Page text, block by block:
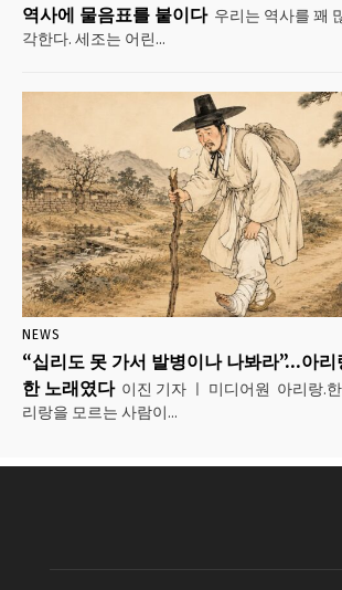
역사에 물음표를 붙이다 우리는 역사를 꽤
각한다. 세조는 어린...
NEWS
“십리도 못 가서 발병이나 나봐라”…아
한 노래였다 이진 기자 ㅣ 미디어원 아리랑.
리랑을 모르는 사람이...